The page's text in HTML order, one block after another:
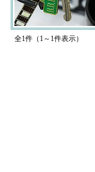
全1件（1～1件表示）